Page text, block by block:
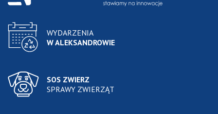
WYDARZENIA
W ALEKSANDROWIE
SOS ZWIERZ
SPRAWY ZWIERZĄT